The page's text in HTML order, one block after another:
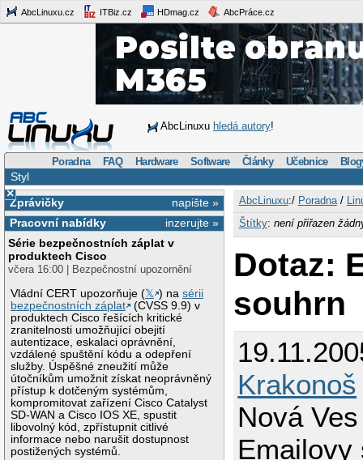
AbcLinuxu.cz ITBiz.cz HDmag.cz AbcPráce.cz
AbcLinuxu hledá autory!
Poradna FAQ Hardware Software Články Učebnice
Styl
×
napište »
Zprávičky
inzerujte »
Pracovní nabídky
Série bezpečnostních záplat v
produktech Cisco
včera 16:00 | Bezpečnostní upozornění
Vládní CERT upozorňuje (𝕏 ) nasérii
bezpečnostních záplat
(CVSS 9.9) v
produktech Cisco řešících kritické
zranitelnosti umožňující obejití
autentizace, eskalaci oprávnění,
vzdálené spuštění kódu a odepření
služby. Úspěšné zneužití může
útočníkům umožnit získat neoprávněný
přístup k dotčeným systémům,
kompromitovat zařízení Cisco Catalyst
SD-WAN a Cisco IOS XE, spustit
libovolný kód, zpřístupnit citlivé
informace nebo narušit dostupnost
postižených systémů.
AbcLinuxu:/ Poradna/
Štítky: není přiřazen
Dotaz:
souhrn
Krakonoš
Nová
Emailovy